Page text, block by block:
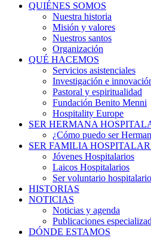
QUIÉNES SOMOS
Nuestra historia
Misión y valores
Nuestros santos
Organización
QUÉ HACEMOS
Servicios asistenciales
Investigación e
Pastoral y espiritualidad
Fundación Benito Menni
Hospitality Europe
SER HERMANA
¿Cómo puedo ser
SER FAMILIA
Jóvenes Hospitalarios
Laicos Hospitalarios
Ser voluntario hospitalario
HISTORIAS
NOTICIAS
Noticias y agenda
Publicaciones
DÓNDE ESTAMOS